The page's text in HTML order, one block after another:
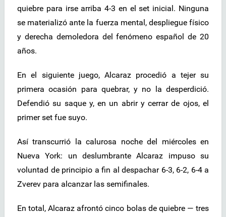
quiebre para irse arriba 4-3 en el set inicial. Ninguna
se materializó ante la fuerza mental, despliegue físico
y derecha demoledora del fenómeno español de 20
años.
En el siguiente juego, Alcaraz procedió a tejer su
primera ocasión para quebrar, y no la desperdició.
Defendió su saque y, en un abrir y cerrar de ojos, el
primer set fue suyo.
Así transcurrió la calurosa noche del miércoles en
Nueva York: un deslumbrante Alcaraz impuso su
voluntad de principio a fin al despachar 6-3, 6-2, 6-4 a
Zverev para alcanzar las semifinales.
En total, Alcaraz afrontó cinco bolas de quiebre — tres